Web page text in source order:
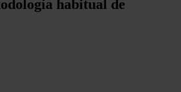
habitual de